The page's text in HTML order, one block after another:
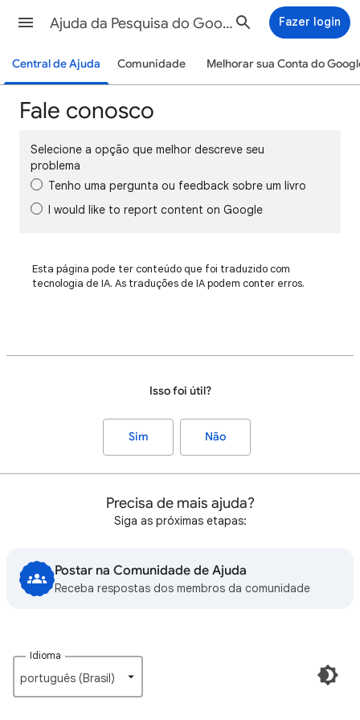
Ajuda da Pesquisa do Google Fazer login
Central de Ajuda Comunidade Melhorar sua Conta do
Fale conosco
Selecione a opção que melhor descreve seu
problema
Tenho uma pergunta ou feedback sobre um livro
I would like to report content on Google
Esta página pode ter conteúdo que foi traduzido com
tecnologia de IA. As traduções de IA podem conter erros.
Isso foi útil?
Sim Não
Precisa de mais ajuda?
Siga as próximas etapas:
Postar na Comunidade de Ajuda
Receba respostas dos membros da comunidade
Idioma
português (Brasil)‎